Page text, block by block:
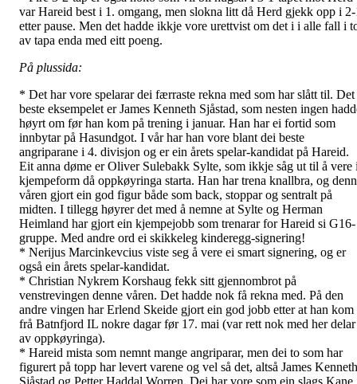
var Hareid best i 1. omgang, men slokna litt då Herd gjekk opp i
etter pause. Men det hadde ikkje vore urettvist om det i i alle fall i
av tapa enda med eitt poeng.
På plussida:
* Det har vore spelarar dei færraste rekna med som har slått til. Det
beste eksempelet er James Kenneth Sjåstad, som nesten ingen
høyrt om før han kom på trening i januar. Han har ei fortid som
innbytar på Hasundgot. I vår har han vore blant dei beste
angriparane i 4. divisjon og er ein årets spelar-kandidat på Hareid.
Eit anna døme er Oliver Sulebakk Sylte, som ikkje såg ut til å vere
kjempeform då oppkøyringa starta. Han har trena knallbra, og
våren gjort ein god figur både som back, stoppar og sentralt på
midten. I tillegg høyrer det med å nemne at Sylte og Herman
Heimland har gjort ein kjempejobb som trenarar for Hareid si G16-
gruppe. Med andre ord ei skikkeleg kinderegg-signering!
* Nerijus Marcinkevcius viste seg å vere ei smart signering, og er
også ein årets spelar-kandidat.
* Christian Nykrem Korshaug fekk sitt gjennombrot på
venstrevingen denne våren. Det hadde nok få rekna med. På den
andre vingen har Erlend Skeide gjort ein god jobb etter at han kom
frå Batnfjord IL nokre dagar før 17. mai (var rett nok med her delar
av oppkøyringa).
* Hareid mista som nemnt mange angriparar, men dei to som har
figurert på topp har levert varene og vel så det, altså James Kenneth